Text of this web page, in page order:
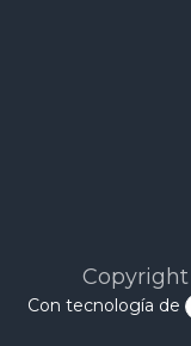
Con tecnología de